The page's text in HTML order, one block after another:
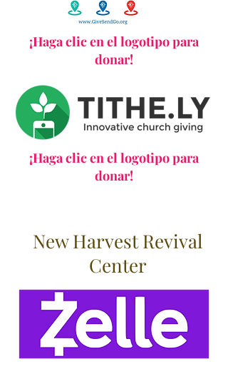
¡Haga clic en el logotipo para
donar!
¡Haga clic en el logotipo para
donar!
New Harvest Revival
Center